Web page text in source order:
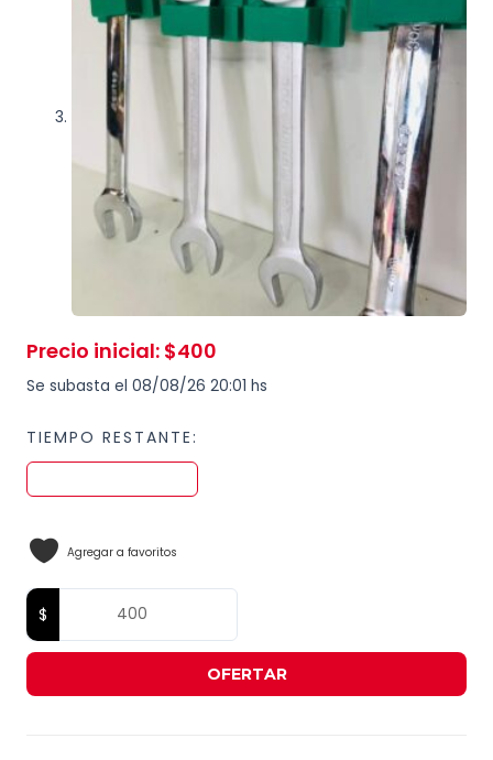
Precio inicial: $400
Se subasta el 08/08/26 20:01 hs
TIEMPO RESTANTE:
Agregar a favoritos
OFERTAR